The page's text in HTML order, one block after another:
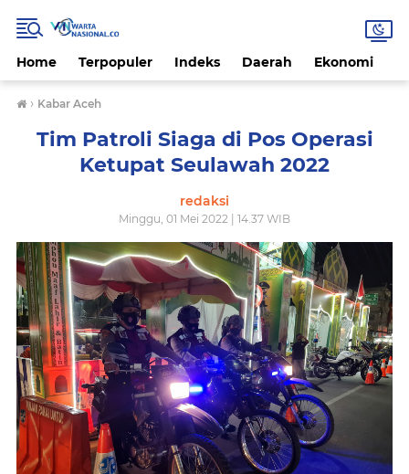
Home Terpopuler Indeks Daerah Ekonomi
› Kabar Aceh
Tim Patroli Siaga di Pos Operasi
Ketupat Seulawah 2022
redaksi
Minggu, 01 Mei 2022 | 14.37 WIB